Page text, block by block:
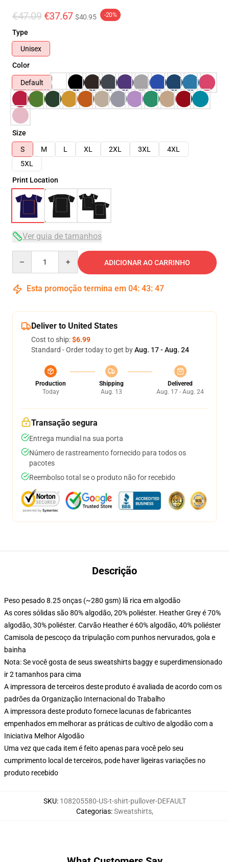
€47.09 €37.67 $40.95 -20%
Type
Unisex
Color
Default
Size
S
M L XL 2XL 3XL
4XL
5XL
Print Location
Ver guia de tamanhos
ADICIONAR AO CARRINHO
Esta promoção termina em 04: 43: 47
Deliver to United States
Cost to ship:$6.99
Standard - Order today to get byAug. 17 - Aug. 24
Production
Today
Shipping
Aug. 13
Delivered
Aug. 17 - Aug. 24
Transação segura
Entrega mundial na sua porta
Número de rastreamento fornecido para todos os
pacotes
Reembolso total se o produto não for recebido
Descrição
Peso pesado 8.25 onças (~280 gsm) lã rica em algodão
As cores sólidas são 80% algodão, 20% poliéster. Heather Grey é 70%
algodão, 30% poliéster. Carvão Heather é 60% algodão, 40% poliéster
Camisola de pescoço da tripulação com punhos nervurados, gola e
bainha
Nota: Se você gosta de seus sweatshirts baggy e superdimensionado
ir 2 tamanhos para cima
A impressora de terceiros deste produto é avaliada de acordo com os
padrões da Organização Internacional do Trabalho
A impressora deste produto fornece lacunas de fabricantes
empenhados em melhorar as práticas de cultivo de algodão com a
Iniciativa Melhor Algodão
Uma vez que cada item é feito apenas para você pelo seu
cumprimento local de terceiros, pode haver ligeiras variações no
produto recebido
SKU: 108205580-US-t-shirt-pullover-DEFAULT
Categorias:Sweatshirts,